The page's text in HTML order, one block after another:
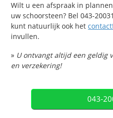
Wilt u een afspraak in
uw schoorsteen? Bel 043-
kunt natuurlijk ook het
invullen.
» U ontvangt altijd een geldig
en verzekering!
043-